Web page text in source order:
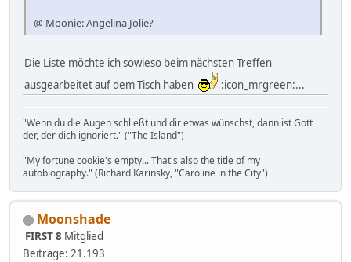
@ Moonie: Angelina Jolie?
Die Liste möchte ich sowieso beim nächsten Treffen
ausgearbeitet auf dem Tisch haben
:icon_mrgreen:...
"Wenn du die Augen schließt und dir etwas wünschst, dann ist Gott
der, der dich ignoriert." ("The Island")
"My fortune cookie's empty... That's also the title of my
autobiography." (Richard Karinsky, "Caroline in the City")
Moonshade
FIRST 8 Mitglied
Beiträge: 21.193